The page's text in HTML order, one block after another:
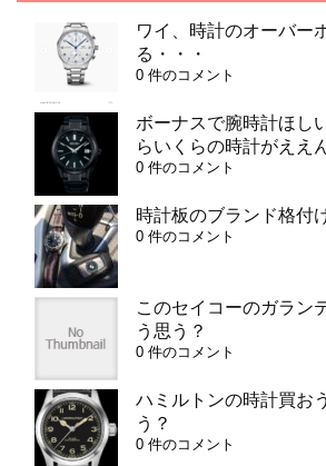
ワイ、時計のオーバー
る・・・
0 件のコメント
ボーナスで腕時計ほし
らいくらの時計がええ
0 件のコメント
時計板のブランド格付
0 件のコメント
このセイコーのガラン
う思う？
0 件のコメント
ハミルトンの時計買お
う？
0 件のコメント